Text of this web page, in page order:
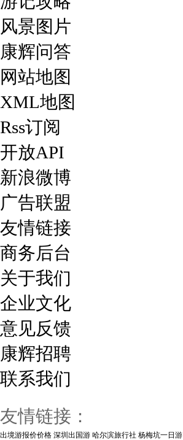
风景图片
康辉问答
网站地图
XML地图
Rss订阅
开放API
新浪微博
广告联盟
友情链接
商务后台
关于我们
企业文化
意见反馈
康辉招聘
联系我们
友情链接：
出境游报价价格 深圳出国游 哈尔滨旅行社 杨梅坑一日游